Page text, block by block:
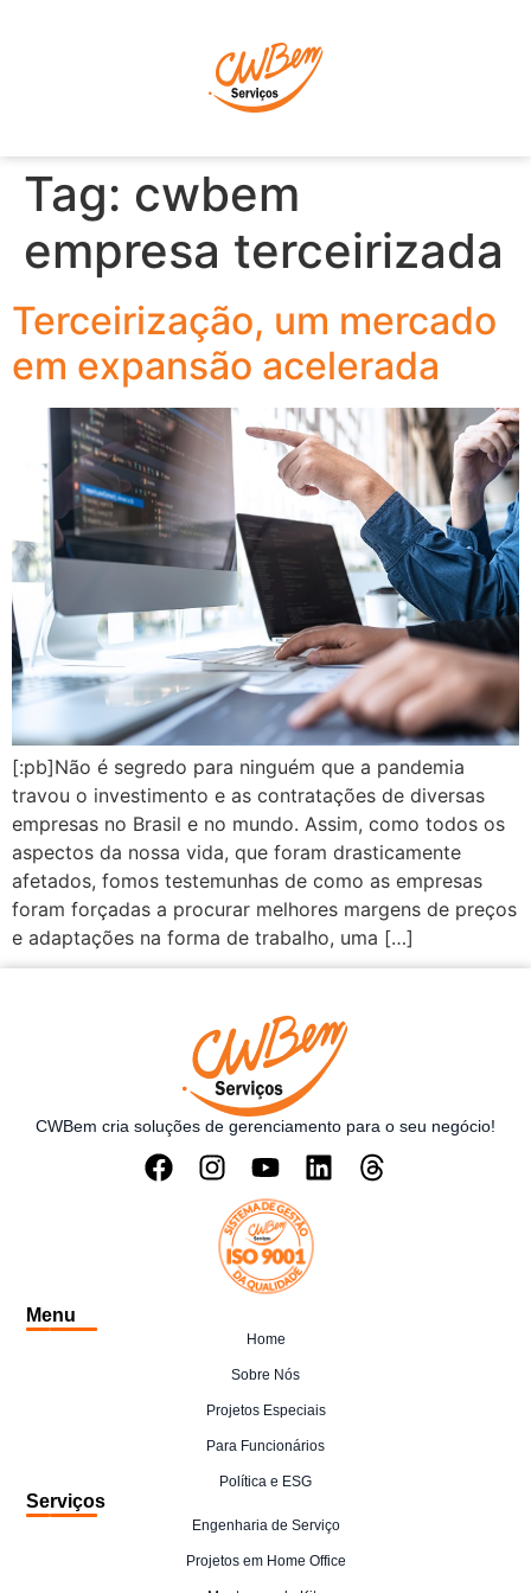
Tag: cwbem
empresa terceirizada
Terceirização, um mercado
em expansão acelerada
[:pb]Não é segredo para ninguém que a pandemia
travou o investimento e as contratações de diversas
empresas no Brasil e no mundo. Assim, como todos os
aspectos da nossa vida, que foram drasticamente
afetados, fomos testemunhas de como as empresas
foram forçadas a procurar melhores margens de preços
e adaptações na forma de trabalho, uma […]
CWBem cria soluções de gerenciamento para o seu negócio!
Menu
Home
Sobre Nós
Projetos Especiais
Para Funcionários
Política e ESG
Serviços
Engenharia de Serviço
Projetos em Home Office